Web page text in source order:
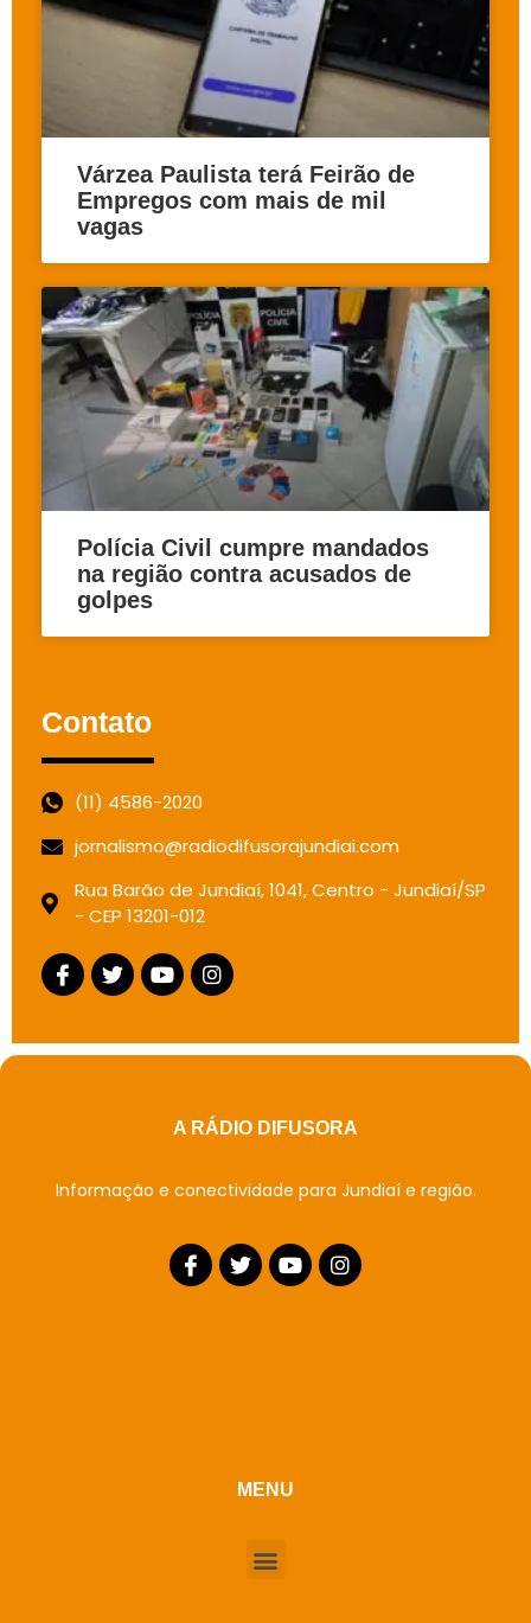
Várzea Paulista terá Feirão de
Empregos com mais de mil
vagas
Polícia Civil cumpre mandados
na região contra acusados de
golpes
Contato
(11) 4586-2020
jornalismo@radiodifusorajundiai.com
Rua Barão de Jundiaí, 1041, Centro - Jundiaí/SP
- CEP 13201-012
A RÁDIO DIFUSORA
Informação e conectividade para Jundiaí e região.
MENU